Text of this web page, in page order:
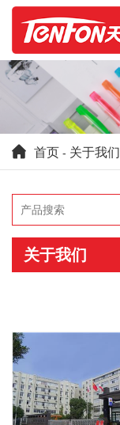
首页 - 关于我们
关于我们